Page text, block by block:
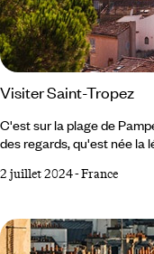
Visiter Saint-Tropez
C'est sur la plage de
des regards, qu'est née la
le rendez-vous intimiste
Ramatuelle sur la
réalisateur Roger Vadim a
2 juillet 2024-France